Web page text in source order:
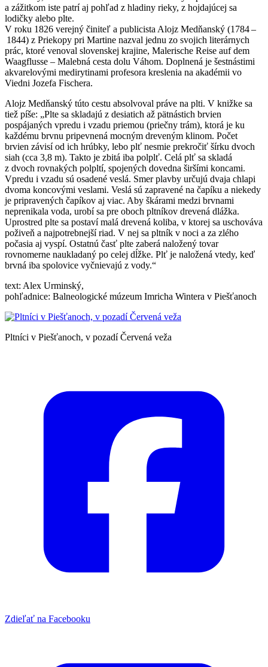
a zážitkom iste patrí aj pohľad z hladiny rieky, z hojdajúcej sa
lodičky alebo plte.
V roku 1826 verejný činiteľ a publicista Alojz Medňanský (1784 –
1844) z Priekopy pri Martine nazval jednu zo svojich literárnych
prác, ktoré venoval slovenskej krajine, Malerische Reise auf dem
Waagflusse – Malebná cesta dolu Váhom. Doplnená je šestnástimi
akvarelovými medirytinami profesora kreslenia na akadémii vo
Viedni Jozefa Fischera.
Alojz Medňanský túto cestu absolvoval práve na plti. V knižke sa
tiež píše: „Plte sa skladajú z desiatich až pätnástich brvien
pospájaných vpredu i vzadu priemou (priečny trám), ktorá je ku
každému brvnu pripevnená mocným dreveným klinom. Počet
brvien závisí od ich hrúbky, lebo plť nesmie prekročiť šírku dvoch
siah (cca 3,8 m). Takto je zbitá iba polplť. Celá plť sa skladá
z dvoch rovnakých polpltí, spojených dovedna širšími koncami.
Vpredu i vzadu sú osadené veslá. Smer plavby určujú dvaja chlapi
dvoma koncovými veslami. Veslá sú zapravené na čapíku a niekedy
je pripravených čapíkov aj viac. Aby škárami medzi brvnami
neprenikala voda, urobí sa pre oboch pltníkov drevená dlážka.
Uprostred plte sa postaví malá drevená koliba, v ktorej sa uschováva
poživeň a najpotrebnejší riad. V nej sa pltník v noci a za zlého
počasia aj vyspí. Ostatnú časť plte zaberá naložený tovar
rovnomerne naukladaný po celej dĺžke. Plť je naložená vtedy, keď
brvná iba spolovice vyčnievajú z vody.“
text: Alex Urminský,
pohľadnice: Balneologické múzeum Imricha Wintera v Piešťanoch
Pltníci v Piešťanoch, v pozadí Červená veža
Zdieľať na Facebooku